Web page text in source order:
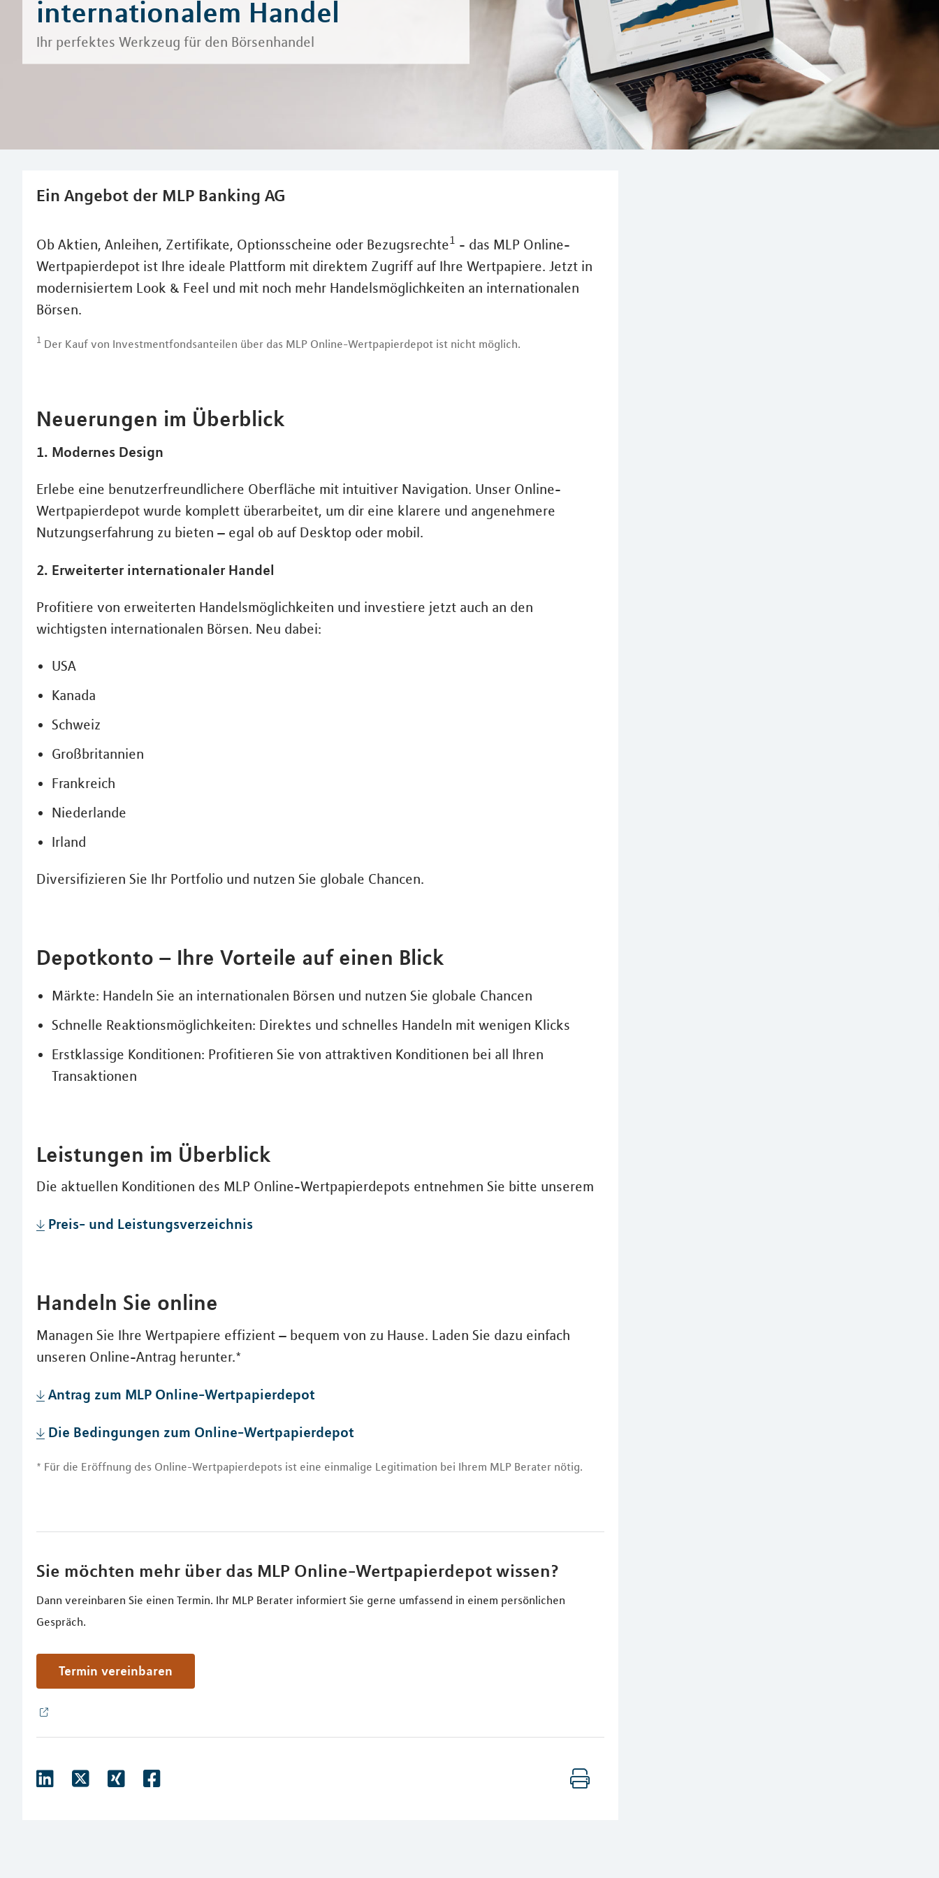
internationalem Handel
Ihr perfektes Werkzeug für den Börsenhandel
Ein Angebot der MLP Banking AG
Ob Aktien, Anleihen, Zertifikate, Optionsscheine oder Bezugsrechte1 - das MLP Online-
Wertpapierdepot ist Ihre ideale Plattform mit direktem Zugriff auf Ihre Wertpapiere. Jetzt in
modernisiertem Look & Feel und mit noch mehr Handelsmöglichkeiten an internationalen
Börsen.
1 Der Kauf von Investmentfondsanteilen über das MLP Online-Wertpapierdepot ist nicht möglich.
Neuerungen im Überblick
1. Modernes Design
Erlebe eine benutzerfreundlichere Oberfläche mit intuitiver Navigation. Unser Online-
Wertpapierdepot wurde komplett überarbeitet, um dir eine klarere und angenehmere
Nutzungserfahrung zu bieten – egal ob auf Desktop oder mobil.
2. Erweiterter internationaler Handel
Profitiere von erweiterten Handelsmöglichkeiten und investiere jetzt auch an den
wichtigsten internationalen Börsen. Neu dabei:
USA
Kanada
Schweiz
Großbritannien
Frankreich
Niederlande
Irland
Diversifizieren Sie Ihr Portfolio und nutzen Sie globale Chancen.
Depotkonto – Ihre Vorteile auf einen Blick
Märkte: Handeln Sie an internationalen Börsen und nutzen Sie globale Chancen
Schnelle Reaktionsmöglichkeiten: Direktes und schnelles Handeln mit wenigen Klicks
Erstklassige Konditionen: Profitieren Sie von attraktiven Konditionen bei all Ihren
Transaktionen
Leistungen im Überblick
Die aktuellen Konditionen des MLP Online-Wertpapierdepots entnehmen Sie bitte unserem
Preis- und Leistungsverzeichnis
Handeln Sie online
Managen Sie Ihre Wertpapiere effizient – bequem von zu Hause. Laden Sie dazu einfach
unseren Online-Antrag herunter.*
Antrag zum MLP Online-Wertpapierdepot
Die Bedingungen zum Online-Wertpapierdepot
* Für die Eröffnung des Online-Wertpapierdepots ist eine einmalige Legitimation bei Ihrem MLP Berater nötig.
Sie möchten mehr über das MLP Online-Wertpapierdepot wissen?
Dann vereinbaren Sie einen Termin. Ihr MLP Berater informiert Sie gerne umfassend in einem persönlichen
Gespräch.
Termin vereinbaren